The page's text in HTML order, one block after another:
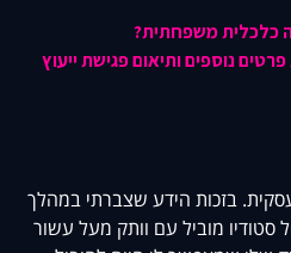
כלכלית משפחתית?
נוספים ותיאום פגישת ייעוץ
בזכות הידע שצברתי במהלך
סטודיו מוביל עם וותק מעל עשור